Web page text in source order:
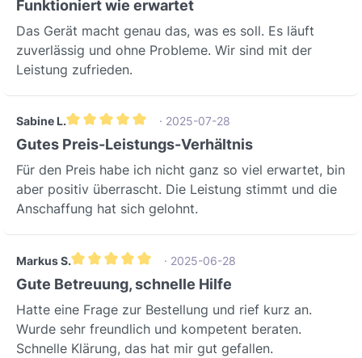
Funktioniert wie erwartet
Das Gerät macht genau das, was es soll. Es läuft
zuverlässig und ohne Probleme. Wir sind mit der
Leistung zufrieden.
Sabine L.
Durchschnittliche Bewertung von 5 von 5 Sternen
· 2025-07-28
Gutes Preis-Leistungs-Verhältnis
Für den Preis habe ich nicht ganz so viel erwartet, bin
aber positiv überrascht. Die Leistung stimmt und die
Anschaffung hat sich gelohnt.
Markus S.
Durchschnittliche Bewertung von 5 von 5 Sternen
· 2025-06-28
Gute Betreuung, schnelle Hilfe
Hatte eine Frage zur Bestellung und rief kurz an.
Wurde sehr freundlich und kompetent beraten.
Schnelle Klärung, das hat mir gut gefallen.